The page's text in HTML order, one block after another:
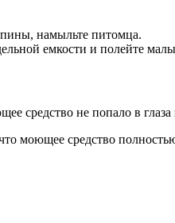
намыльте питомца.
емкости и полейте
средство не попало в
моющее средство